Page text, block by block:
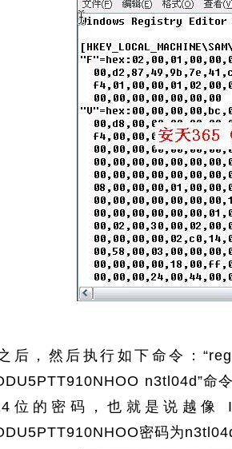
后，然后执行如下命令：
n3tl04d”命
位的密码，也就是说越像
密码为